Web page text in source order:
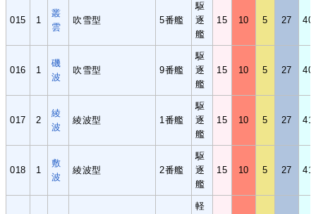
015 1
叢
雲
吹雪型 5番艦
駆
逐
艦
15 10 5 27 40
016 1
磯
波
吹雪型 9番艦
駆
逐
艦
15 10 5 27 40
017 2
綾
波
綾波型 1番艦
駆
逐
艦
15 10 5 27 41
018 1
敷
波
綾波型 2番艦
駆
逐
艦
15 10 5 27 41
軽